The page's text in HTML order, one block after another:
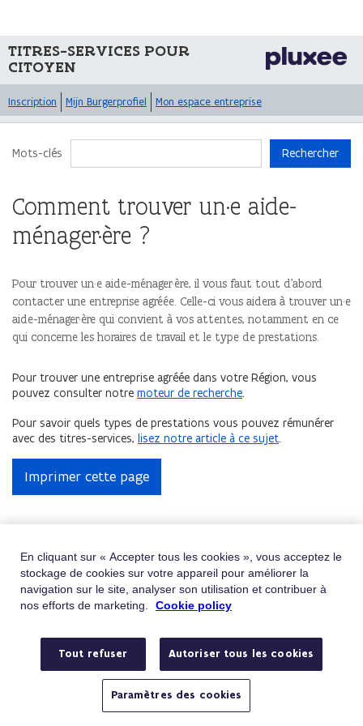
TITRES-SERVICES POUR
CITOYEN
Inscription Mijn Burgerprofiel Mon espace entreprise
Mots-clés Rechercher
Comment trouver un·e aide-
ménager·ère ?
Pour trouver un·e aide-ménager·ère, il vous faut tout d'abord
contacter une entreprise agréée. Celle-ci vous aidera à trouver un·e
aide-ménager·ère qui convient à vos attentes, notamment en ce
qui concerne les horaires de travail et le type de prestations.
Pour trouver une entreprise agréée dans votre Région, vous
pouvez consulter notre moteur de recherche.
Pour savoir quels types de prestations vous pouvez rémunérer
avec des titres-services, lisez notre article à ce sujet.
Imprimer cette page
Obtenir de l'aide
Vous ne trouvez pas ce que vous cherchez ?
Contactez-nous
Téléphone
Appelez le 02/401.31.30
Du lundi au vendredi de 9h à 19h
Envoyez-nous un e-mail
Avez-vous une question ou une plainte ?
En cliquant sur « Accepter tous les cookies », vous acceptez le
stockage de cookies sur votre appareil pour améliorer la
navigation sur le site, analyser son utilisation et contribuer à
nos efforts de marketing.
Cookie policy
Tout refuser Autoriser tous les cookies
Paramètres des cookies